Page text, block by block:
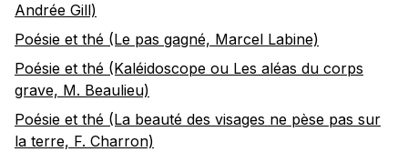
Andrée Gill)
Poésie et thé (Le pas gagné, Marcel Labine)
Poésie et thé (Kaléidoscope ou Les aléas du corps
grave, M. Beaulieu)
Poésie et thé (La beauté des visages ne pèse pas sur
la terre, F. Charron)